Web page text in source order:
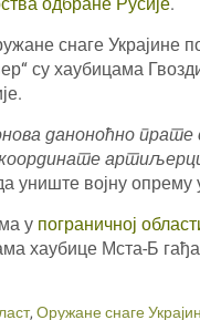
снаге Украјине
су хаубицама
даноноћно
координате
униште војну
у пограничној
хаубице Мста-Б
, Оружане снаге